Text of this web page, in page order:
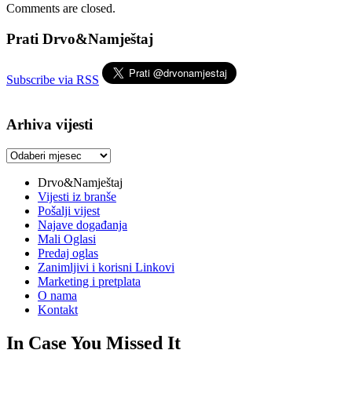
Comments are closed.
Prati Drvo&Namještaj
Subscribe via RSS
Arhiva vijesti
Arhiva
Drvo&Namještaj
Vijesti iz branše
Pošalji vijest
Najave događanja
Mali Oglasi
Predaj oglas
Zanimljivi i korisni Linkovi
Marketing i pretplata
O nama
Kontakt
In Case You Missed It